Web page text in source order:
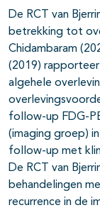
De RCT van
betrekking tot
Chidambaram
(2019)
algehele
follow-up FDG-
(imaging groep)
follow-up met
De RCT van
behandelingen
recurrence in de